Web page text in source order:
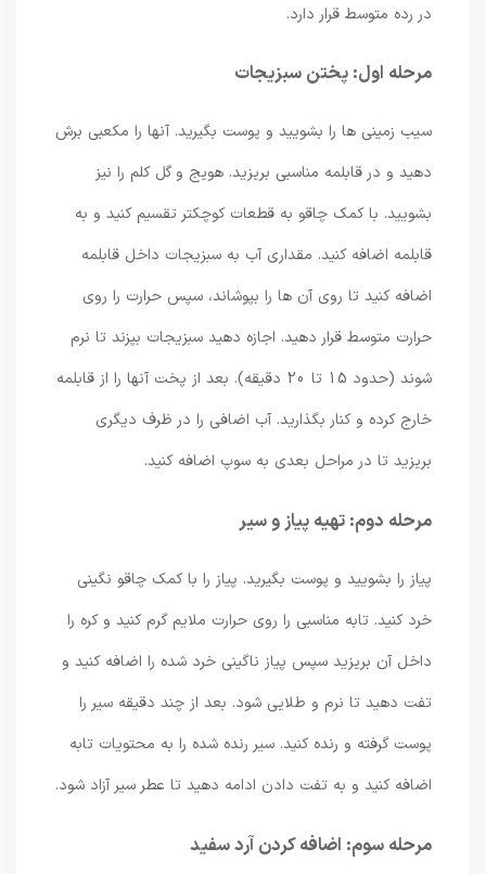
در رده متوسط ​​قرار دارد.
مرحله اول: پختن سبزیجات
سیب زمینی ها را بشویید و پوست بگیرید. آنها را مکعبی برش
دهید و در قابلمه مناسبی بریزید. هویج و گل کلم را نیز
بشویید. با کمک چاقو به قطعات کوچکتر تقسیم کنید و به
قابلمه اضافه کنید. مقداری آب به سبزیجات داخل قابلمه
اضافه کنید تا روی آن ها را بپوشاند، سپس حرارت را روی
حرارت متوسط ​​قرار دهید. اجازه دهید سبزیجات بپزند تا نرم
شوند (حدود 15 تا 20 دقیقه). بعد از پخت آنها را از قابلمه
خارج کرده و کنار بگذارید. آب اضافی را در ظرف دیگری
بریزید تا در مراحل بعدی به سوپ اضافه کنید.
مرحله دوم: تهیه پیاز و سیر
پیاز را بشویید و پوست بگیرید. پیاز را با کمک چاقو نگینی
خرد کنید. تابه مناسبی را روی حرارت ملایم گرم کنید و کره را
داخل آن بریزید سپس پیاز ناگینی خرد شده را اضافه کنید و
تفت دهید تا نرم و طلایی شود. بعد از چند دقیقه سیر را
پوست گرفته و رنده کنید. سیر رنده شده را به محتویات تابه
اضافه کنید و به تفت دادن ادامه دهید تا عطر سیر آزاد شود.
مرحله سوم: اضافه کردن آرد سفید